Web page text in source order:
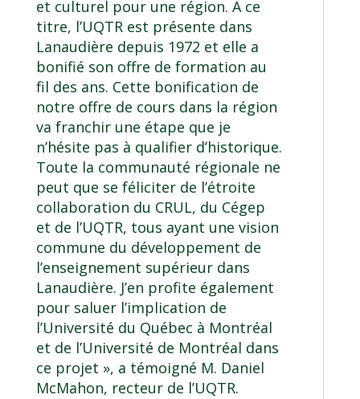
et culturel pour une région. À ce
titre, l’UQTR est présente dans
Lanaudière depuis 1972 et elle a
bonifié son offre de formation au
fil des ans. Cette bonification de
notre offre de cours dans la région
va franchir une étape que je
n’hésite pas à qualifier d’historique.
Toute la communauté régionale ne
peut que se féliciter de l’étroite
collaboration du CRUL, du Cégep
et de l’UQTR, tous ayant une vision
commune du développement de
l’enseignement supérieur dans
Lanaudière. J’en profite également
pour saluer l’implication de
l’Université du Québec à Montréal
et de l’Université de Montréal dans
ce projet », a témoigné M. Daniel
McMahon, recteur de l’UQTR.